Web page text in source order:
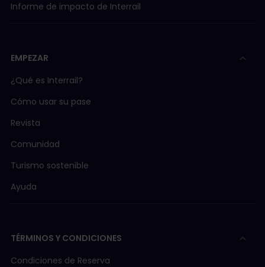
Informe de impacto de Interrail
EMPEZAR
¿Qué es Interrail?
Cómo usar su pase
Revista
Comunidad
Turismo sostenible
Ayuda
TÉRMINOS Y CONDICIONES
Condiciones de Reserva